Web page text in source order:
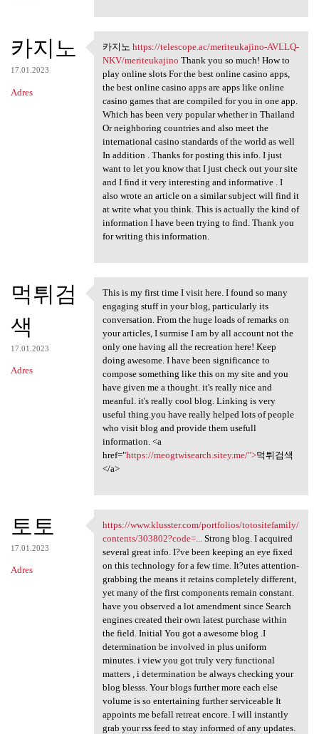
카지노
17.01.2023
Adres
카지노 https://telescope.ac
카지노 https://telescope.ac/meriteukajino-AVLLQ-
NKV/meriteukajino Thank you so much! How to
play online slots For the best online casino apps,
the best online casino apps are apps like online
casino games that are compiled for you in one app.
Which has been very popular whether in Thailand
Or neighboring countries and also meet the
international casino standards of the world as well
In addition . Thanks for posting this info. I just
want to let you know that I just check out your site
and I find it very interesting and informative . I
also wrote an article on a similar subject will find it
at write what you think. This is actually the kind of
information I have been trying to find. Thank you
for writing this information.
먹튀검
색
17.01.2023
Adres
This is my first time I visit
This is my first time I visit here. I found so many
engaging stuff in your blog, particularly its
conversation. From the huge loads of remarks on
your articles, I surmise I am by all account not the
only one having all the recreation here! Keep
doing awesome. I have been significance to
compose something like this on my site and you
have given me a thought. it's really nice and
meanful. it's really cool blog. Linking is very
useful thing.you have really helped lots of people
who visit blog and provide them usefull
information. <a
href="https://meogtwisearch.sitey.me/">먹튀검색
</a>
토토
17.01.2023
Adres
https://www.klusster.com
https://www.klusster.com/portfolios/totositefamily/
contents/303802?code=...
Strong blog. I acquired
several great info. I?ve been keeping an eye fixed
on this technology for a few time. It?utes attention-
grabbing the means it retains completely different,
yet many of the first components remain constant.
have you observed a lot amendment since Search
engines created their own latest purchase within
the field. Initial You got a awesome blog .I
determination be involved in plus uniform
minutes. i view you got truly very functional
matters , i determination be always checking your
blog blesss. Your blogs further more each else
volume is so entertaining further serviceable It
appoints me befall retreat encore. I will instantly
grab your rss feed to stay informed of any updates.